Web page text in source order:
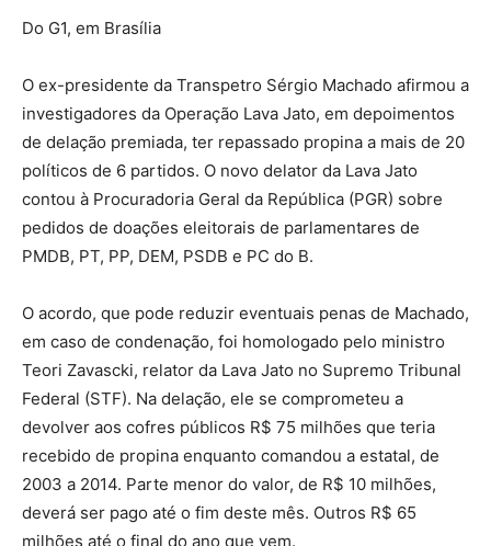
Do G1, em Brasília
O ex-presidente da Transpetro Sérgio Machado afirmou a
investigadores da Operação Lava Jato, em depoimentos
de delação premiada, ter repassado propina a mais de 20
políticos de 6 partidos. O novo delator da Lava Jato
contou à Procuradoria Geral da República (PGR) sobre
pedidos de doações eleitorais de parlamentares de
PMDB, PT, PP, DEM, PSDB e PC do B.
O acordo, que pode reduzir eventuais penas de Machado,
em caso de condenação, foi homologado pelo ministro
Teori Zavascki, relator da Lava Jato no Supremo Tribunal
Federal (STF). Na delação, ele se comprometeu a
devolver aos cofres públicos R$ 75 milhões que teria
recebido de propina enquanto comandou a estatal, de
2003 a 2014. Parte menor do valor, de R$ 10 milhões,
deverá ser pago até o fim deste mês. Outros R$ 65
milhões até o final do ano que vem.